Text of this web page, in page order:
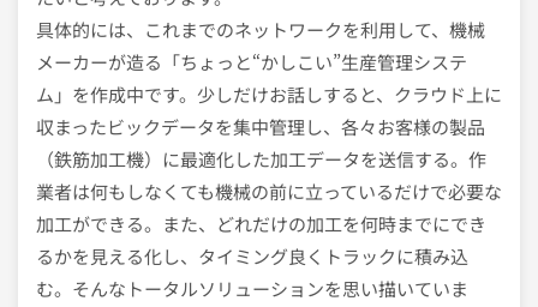
具体的には、これまでのネットワークを利用して、機械
メーカーが造る「ちょっと“かしこい”生産管理システ
ム」を作成中です。少しだけお話しすると、クラウド上に
収まったビックデータを集中管理し、各々お客様の製品
（鉄筋加工機）に最適化した加工データを送信する。作
業者は何もしなくても機械の前に立っているだけで必要な
加工ができる。また、どれだけの加工を何時までにでき
るかを見える化し、タイミング良くトラックに積み込
む。そんなトータルソリューションを思い描いていま